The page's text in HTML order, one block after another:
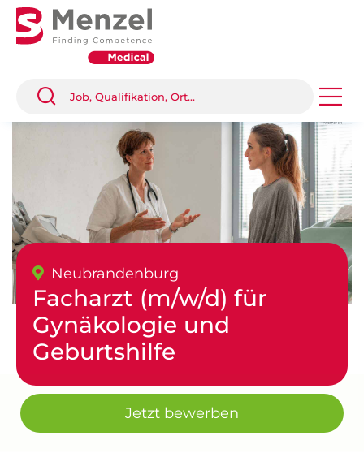
Neubrandenburg
Facharzt (m/w/d) für
Gynäkologie und
Geburtshilfe
Jetzt bewerben